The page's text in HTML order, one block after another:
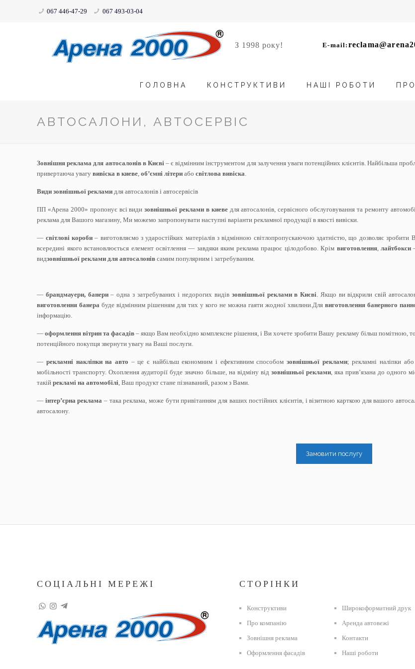
067 446-47-29 067 493-03-04
З 1998 року! E-mail:
ГОЛОВНА КОНСТРУКТИВИ НАШІ РОБОТИ
АВТОСАЛОНИ, АВТОСЕРВІС
Зовнішня реклама для автосалонів в Києві– є відмінним інструментом для залучення уваги потенційних клієнтів. Найбільша
привертаюча увагувивіска в киеве,об’ємні літери абосвітлова вивіска.
Види зовнішньої реклами для автосалонів і автосервісів
ПП «Арена 2000» пропонує всі видизовнішньої реклами в киеведля автосалонів, сервісного обслуговування та ремонту
реклама для Вашого магазину, Ми можемо запропонувати наступні варіанти рекламної продукції в якості вивіски.
— світлові короби– виготовляємо з ударостійких матеріалів з відмінною світлопропускаючою здатністю, що дозволяє
всередині якого встановлюється елемент освітлення — завдяки яким реклама працює цілодобово. Крім виготовлення, лайтбокси
видзовнішньої реклами для автосалонів самим популярним і затребуваним.
— брандмауери, банери– одна з затребуваних і недорогих видів зовнішньої реклами в Києві. Якщо ви відкрили свій
виготовлення банерабуде відмінним рішенням для тих у кого не можна гаяти жодної хвилини.Для виготовлення банерного
інформацію.
—оформлення вітрин та фасадів – якщо Вам необхідно комплексне рішення, і Ви хочете зробити Вашу рекламу більш помітною,
потенційного покупця звернути увагу на Ваші послуги.
— рекламні накліпки на авто – це є найбільш економним і ефективним способом зовнішньої реклами; рекламні наліпки
мобільності транспорту. Охоплення аудиторії буде значно більше, на відміну від зовнішньої реклами, яка прив’язана до одного
такійрекламі на автомобілі, Ваш продукт стане пізнаваний, разом з Вами.
— інтер’єрна реклама – така реклама, може бути привітанням для ваших постійних клієнтів, і візитною карткою для вашого
автосалону.
Замовити послугу
СОЦІАЛЬНІ МЕРЕЖІ СТОРІНКИ
Конструктиви
Про компанію
Зовнішня реклама
Оформлення фасадів
Широкоформатний друк
Аренда автовежі
Контакти
Наші роботи